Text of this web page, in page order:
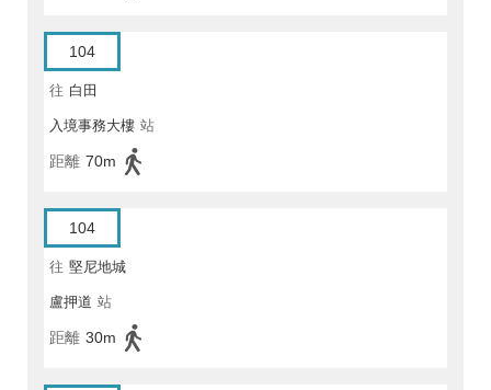
104
往 白田
入境事務大樓 站
距離 70m
104
往 堅尼地城
盧押道 站
距離 30m